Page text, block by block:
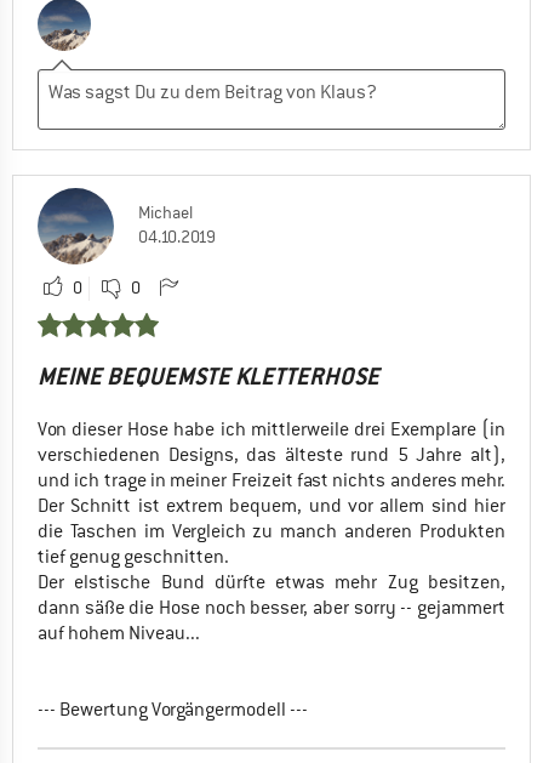
Michael
04.10.2019
0 0
MEINE BEQUEMSTE KLETTERHOSE
Von dieser Hose habe ich mittlerweile drei Exemplare (in
verschiedenen Designs, das älteste rund 5 Jahre alt),
und ich trage in meiner Freizeit fast nichts anderes mehr.
Der Schnitt ist extrem bequem, und vor allem sind hier
die Taschen im Vergleich zu manch anderen Produkten
tief genug geschnitten.
Der elstische Bund dürfte etwas mehr Zug besitzen,
dann säße die Hose noch besser, aber sorry -- gejammert
auf hohem Niveau...
--- Bewertung Vorgängermodell ---